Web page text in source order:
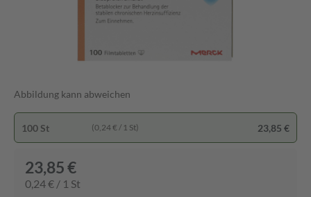
Abbildung kann abweichen
100 St (0,24 € / 1 St) 23,85 €
23,85 €
0,24 € / 1 St